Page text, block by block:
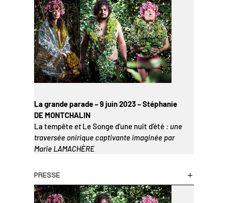
La grande parade – 9 juin 2023 – Stéphanie
DE MONTCHALIN
La tempête etLe Songe d’une nuit d’été : une
traversée onirique captivante imaginée par
Marie LAMACHÈRE
PRESSE